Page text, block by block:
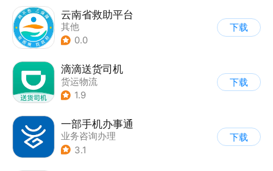
云南省救助平台
其他
0.0
下载
滴滴送货司机
货运物流
1.9
下载
一部手机办事通
业务咨询办理
3.1
下载